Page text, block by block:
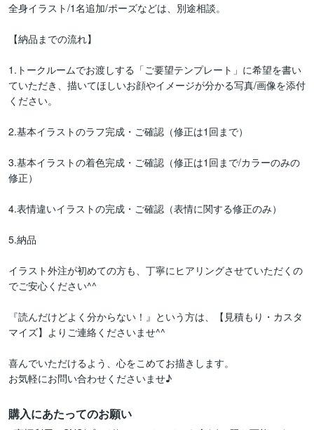
全身イラスト/1名追加/ポーズなどは、別途相談。
【納品までの流れ】
1.トークルームでお渡しする「ご要望テンプレート」に希望を書い
ていただき、描いてほしいお顔やイメージが分かる写真/画像を添付
ください。
2.基本イラストのラフ完成・ご確認（修正は1回まで）
3.基本イラストの着色完成・ご確認（修正は1回まで/カラーのみの
修正）
4.表情違いイラストの完成・ご確認（表情に関する修正のみ）
5.納品
イラスト外注が初めての方も、丁寧にヒアリングさせていただくの
でご安心ください^^
『読んだけどよく分からない！』という方は、【見積もり・カスタ
マイズ】よりご連絡くださいませ^^
喜んでいただけるよう、心をこめてお描きします。
お気軽にお問い合わせくださいませ♪
購入にあたってのお願い